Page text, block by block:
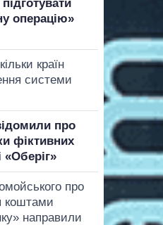
операцію»
країн
системи
про
фіктивних
«Оберіг»
про
коштами
направили